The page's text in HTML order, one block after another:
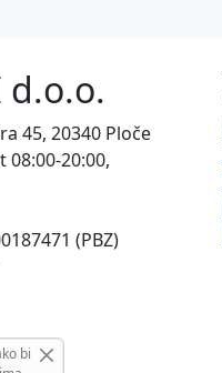
d.o.o.
45, 20340 Ploče
08:00-20:00,
(PBZ)
bi